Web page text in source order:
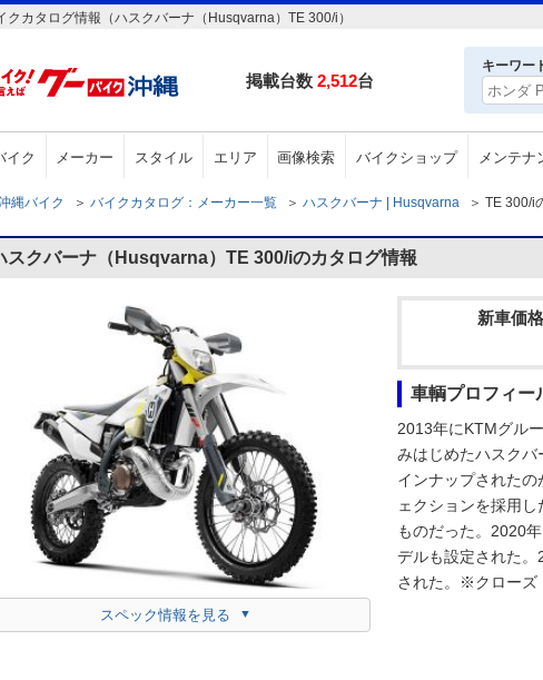
クカタログ情報（ハスクバーナ（Husqvarna）TE 300/i）
掲載台数 2,512台
キーワー
イク メーカー スタイル エリア 画像検索 バイクショップ メンテナ
縄バイク ＞ バイクカタログ：メーカー一覧 ＞ ハスクバーナ | Husqvarna ＞ TE 300/i
スクバーナ（Husqvarna）TE 300/iのカタログ情報
スペック情報を見る
新車価
車輌プロフィー
2013年にKTMグル
みはじめたハスク
インナップされた
ェクションを採用
ものだった。2020
デルも設定された
された。※クローズ